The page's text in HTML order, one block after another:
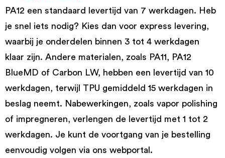
PA12 een standaard levertijd van 7 werkdagen. Heb
je snel iets nodig? Kies dan voor express levering,
waarbij je onderdelen binnen 3 tot 4 werkdagen
klaar zijn. Andere materialen, zoals PA11, PA12
BlueMD of Carbon LW, hebben een levertijd van 10
werkdagen, terwijl TPU gemiddeld 15 werkdagen in
beslag neemt. Nabewerkingen, zoals vapor polishing
of impregneren, verlengen de levertijd met 1 tot 2
werkdagen. Je kunt de voortgang van je bestelling
eenvoudig volgen via ons webportal.